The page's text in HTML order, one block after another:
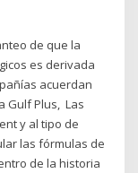
de que la
es derivada
acuerdan
Gulf Plus, Las
y al tipo de
las fórmulas de
de la historia